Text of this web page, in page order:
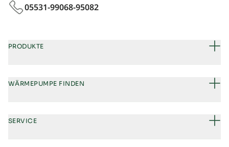
05531-99068‑95082
PRODUKTE
WÄRMEPUMPE FINDEN
SERVICE